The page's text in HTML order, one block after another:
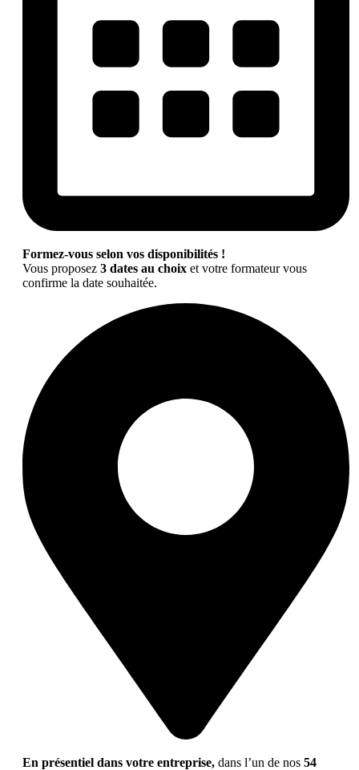
Formez-vous selon vos disponibilités !
Vous proposez 3 dates au choix et votre formateur vous
confirme la date souhaitée.
En présentiel dans votre entreprise, dans l’un de nos 54